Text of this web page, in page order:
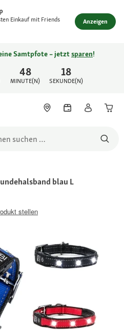
Einkauf mit Friends Anzeigen
48
MINUTE(N)
18
SEKUNDE(N)
Samtpfote – jetztsparen!
blau L
stellen